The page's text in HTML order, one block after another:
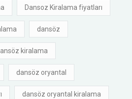
Dansoz Kiralama fiyatları
dansöz
kiralama
dansöz oryantal
dansöz oryantal kiralama